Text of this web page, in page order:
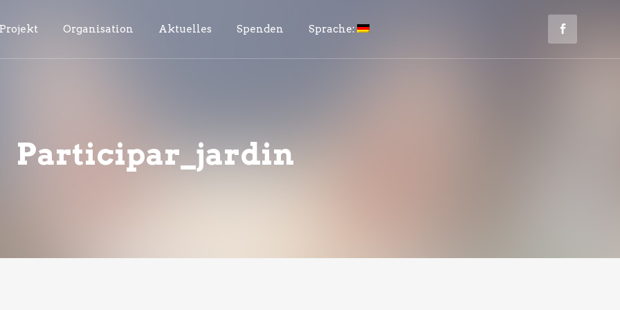
Organisation Aktuelles Spenden Sprache:
Participar_jardin